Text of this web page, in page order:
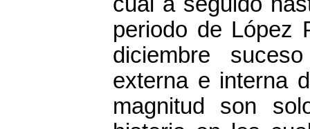
periodo de López
diciembre
externa e interna
magnitud son